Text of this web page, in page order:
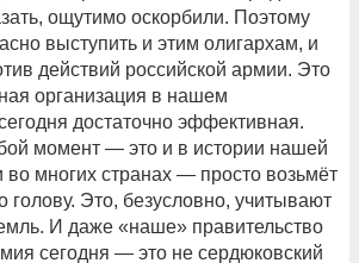
ощутимо оскорбили. Поэтому
выступить и этим олигархам, и
действий российской армии. Это
организация в нашем
достаточно эффективная.
момент — это и в истории нашей
многих странах — просто возьмёт
голову. Это, безусловно, учитывают
И даже «наше» правительство
сегодня — это не сердюковский